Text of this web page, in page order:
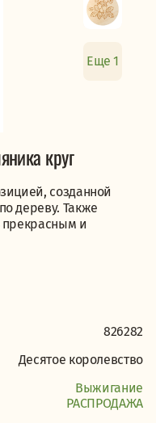
Еще 1
круг
созданной
дереву. Также
прекрасным и
826282
Десятое королевство
Выжигание
PАСПРОДАЖА